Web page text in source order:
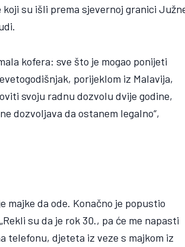
su išli prema sjevernoj granici
kofera: sve što je mogao ponijeti
porijeklom iz Malavija,
svoju radnu dozvolu dvije godine,
dozvoljava da ostanem legalno“,
majke da ode. Konačno je popustio
su da je rok 30., pa će me napasti
telefonu, djeteta iz veze s majkom iz